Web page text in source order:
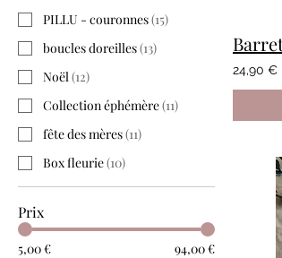
PILLU - couronnes(15)
boucles doreilles(13)
Noël(12)
Collection éphémère(11)
fête des mères(11)
Box fleurie(10)
Prix
5,00 € 94,00 €
24,90 €